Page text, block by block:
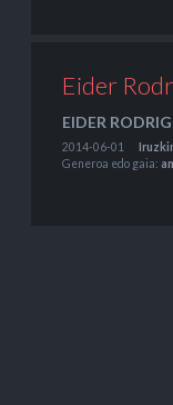
Eider
EIDER
2014-06-01
Generoa edo gaia: